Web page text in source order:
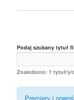
Podaj szukany tytuł
Znaleziono: 1 tytuł/y/
Premiery i